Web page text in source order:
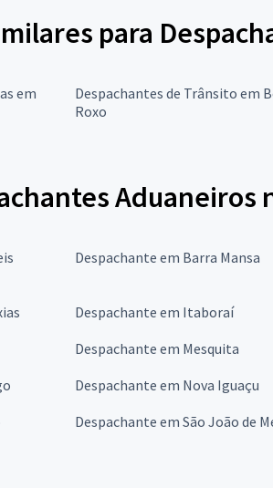
para
em
Despachantes de Trânsito em
Roxo
Aduaneiros
Despachante em Barra Mansa
Despachante em Itaboraí
Despachante em Mesquita
Despachante em Nova Iguaçu
Despachante em São João de